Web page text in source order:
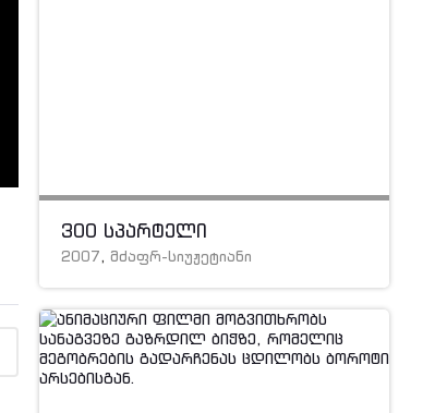
300 სპარტელი
2007, მძაფრ-სიუჟეტიანი